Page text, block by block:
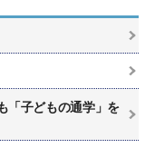
子どもの通学」を